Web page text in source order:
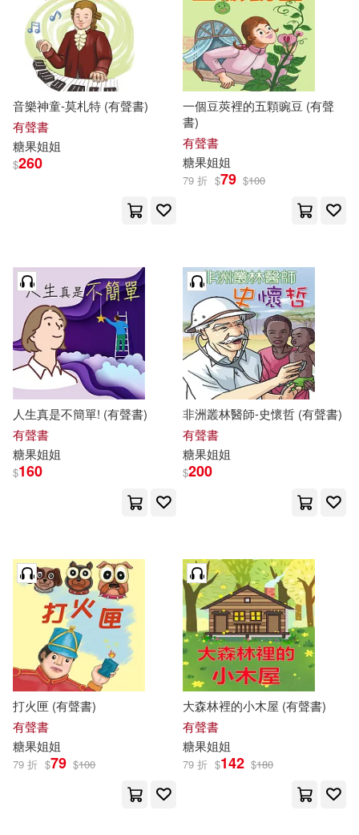
音樂神童-莫札特 (有聲書)
有聲書
糖果姐姐
$260
一個豆莢裡的五顆豌豆 (有聲
書)
有聲書
糖果姐姐
79 折 $79 $100
人生真是不簡單! (有聲書)
有聲書
糖果姐姐
$160
非洲叢林醫師-史懷哲 (有聲書)
有聲書
糖果姐姐
$200
打火匣 (有聲書)
有聲書
糖果姐姐
79 折 $79 $100
大森林裡的小木屋 (有聲書)
有聲書
糖果姐姐
79 折 $142 $180